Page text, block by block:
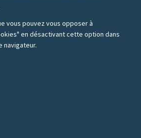
vous pouvez vous opposer à
en désactivant cette option dans
navigateur.